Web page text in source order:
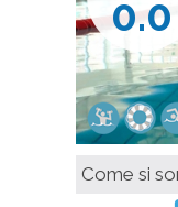
0.0
Come si